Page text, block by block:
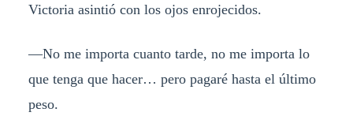
Victoria asintió con los ojos enrojecidos.
—No me importa cuanto tarde, no me importa lo
que tenga que hacer… pero pagaré hasta el último
peso.